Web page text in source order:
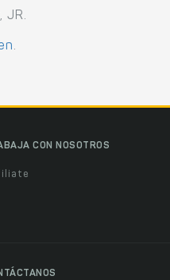
JR.
.
CON NOSOTROS